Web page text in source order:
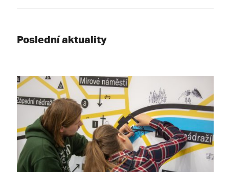
Poslední aktuality